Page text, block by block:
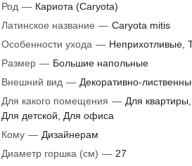
Род — Кариота (Caryota)
Латинское название — Caryota mitis
Особенности ухода — Неприхотливые,
Размер — Большие напольные
Внешний вид — Декоративно-
Для какого помещения — Для
Для детской, Для офиса
Кому — Дизайнерам
Диаметр горшка (см) — 27